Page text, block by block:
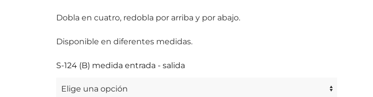
Dobla en cuatro, redobla por arriba y por abajo.
Disponible en diferentes medidas.
S-124 (B) medida entrada - salida